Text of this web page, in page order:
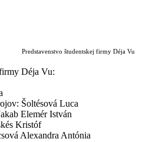
Predstavenstvo študentskej firmy Déja Vu
Déja Vu:
Šoltésová Luca
Elemér István
Kristóf
Alexandra Antónia